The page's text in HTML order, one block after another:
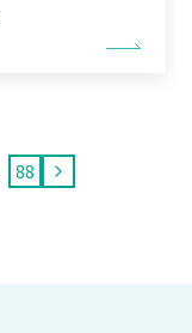
88